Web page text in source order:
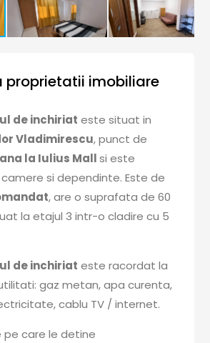
proprietatii imobiliare
de inchiriat este situat in
Vladimirescu, punct de
la Iulius Mallsi este
si dependinte. Este de
, are o suprafata de 60
la etajul 3 intr-o cladire cu 5
de inchiriat este racordat la
gaz metan, apa curenta,
cablu TV / internet.
pe care le detine